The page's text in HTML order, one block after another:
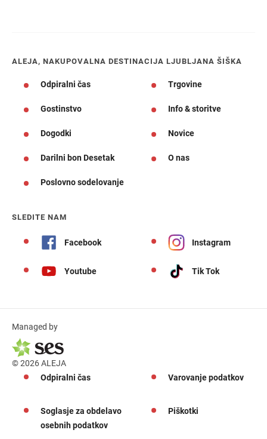
ALEJA, NAKUPOVALNA DESTINACIJA LJUBLJANA ŠIŠKA
Odpiralni čas Trgovine
Gostinstvo Info & storitve
Dogodki Novice
Darilni bon Desetak O nas
Poslovno sodelovanje
SLEDITE NAM
Facebook Instagram
Youtube Tik Tok
Managed by
© 2026 ALEJA
Odpiralni čas
Varovanje podatkov
Soglasje za obdelavo
osebnih podatkov
Piškotki